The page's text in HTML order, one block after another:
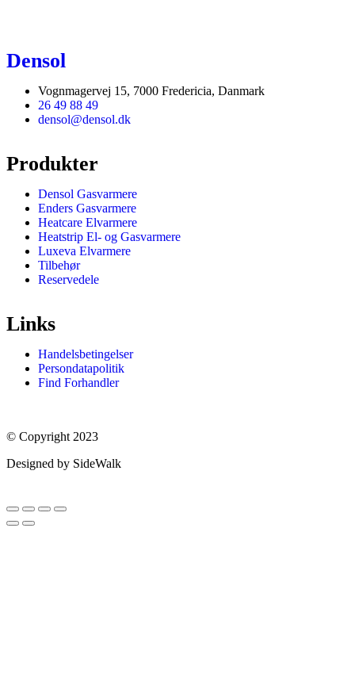
Densol
Vognmagervej 15, 7000 Fredericia, Danmark
26 49 88 49
densol@densol.dk
Produkter
Densol Gasvarmere
Enders Gasvarmere
Heatcare Elvarmere
Heatstrip El- og Gasvarmere
Luxeva Elvarmere
Tilbehør
Reservedele
Links
Handelsbetingelser
Persondatapolitik
Find Forhandler
© Copyright 2023
Designed by SideWalk